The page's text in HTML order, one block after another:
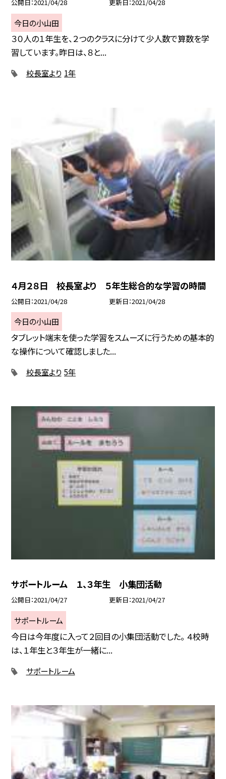
公開日 2021/04/28 更新日 2021/04/28
今日の小山田
３０人の１年生を、２つのクラスに分けて少人数で算数を学
習しています。昨日は、８と...
校長室より 1年
４月２８日 校長室より ５年生総合的な学習の時間
公開日 2021/04/28 更新日 2021/04/28
今日の小山田
タブレット端末を使った学習をスムーズに行うための基本的
な操作について確認しました...
校長室より 5年
サポートルーム １、３年生 小集団活動
公開日 2021/04/27 更新日 2021/04/27
サポートルーム
今日は今年度に入って２回目の小集団活動でした。 ４校時
は、１年生と３年生が一緒に...
サポートルーム